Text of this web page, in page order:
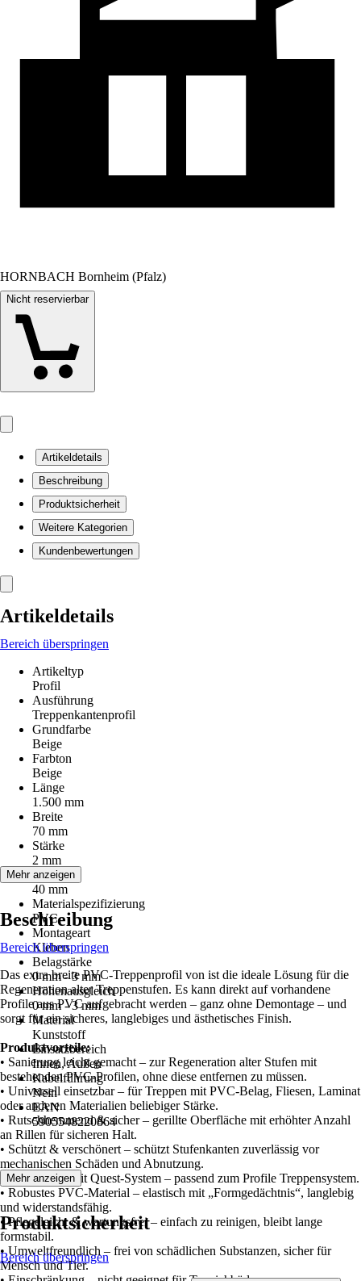
HORNBACH Bornheim (Pfalz)
Nicht reservierbar
Artikeldetails
Beschreibung
Produktsicherheit
Weitere Kategorien
Kundenbewertungen
Artikeldetails
Bereich überspringen
Artikeltyp
Profil
Ausführung
Treppenkantenprofil
Grundfarbe
Beige
Farbton
Beige
Länge
1.500 mm
Breite
70 mm
Stärke
2 mm
Höhe
40 mm
Materialspezifizierung
PVC
Montageart
Kleben
Belagstärke
0 mm - 3 mm
Höhenausgleich
0 mm - 3 mm
Material
Kunststoff
Einsatzbereich
Innen, Außen
Kabelführung
Nein
EAN
5905548220864
Mehr anzeigen
Beschreibung
Bereich überspringen
Das extra breite PVC-Treppenprofil von ist die ideale Lösung für die
Regeneration alter Treppenstufen. Es kann direkt auf vorhandene
Profile aus PVC aufgebracht werden – ganz ohne Demontage – und
sorgt für ein sicheres, langlebiges und ästhetisches Finish.
Produktvorteile:
• Sanierung leicht gemacht – zur Regeneration alter Stufen mit
bestehenden PVC-Profilen, ohne diese entfernen zu müssen.
• Universell einsetzbar – für Treppen mit PVC-Belag, Fliesen, Laminat
oder anderen Materialien beliebiger Stärke.
• Rutschhemmend & sicher – gerillte Oberfläche mit erhöhter Anzahl
an Rillen für sicheren Halt.
• Schützt & verschönert – schützt Stufenkanten zuverlässig vor
mechanischen Schäden und Abnutzung.
• Kompatibel mit Quest-System – passend zum Profile Treppensystem.
• Robustes PVC-Material – elastisch mit „Formgedächtnis“, langlebig
und widerstandsfähig.
• Pflegeleicht & wartungsfrei – einfach zu reinigen, bleibt lange
formstabil.
• Umweltfreundlich – frei von schädlichen Substanzen, sicher für
Mensch und Tier.
Mehr anzeigen
Produktsicherheit
Bereich überspringen